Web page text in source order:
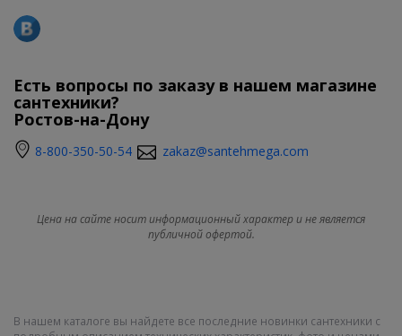
Есть вопросы по заказу в нашем магазине
сантехники?
Ростов-на-Дону
8-800-350-50-54 zakaz@santehmega.com
Цена на сайте носит информационный характер и не является
публичной офертой.
В нашем каталоге вы найдете все последние новинки сантехники с